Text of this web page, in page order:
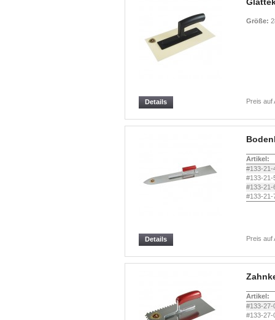
Größe:
Preis auf
Details
Artikel:
#133-21-
#133-21-
#133-21-
#133-21-
Preis auf
Details
Artikel:
#133-27-
#133-27-